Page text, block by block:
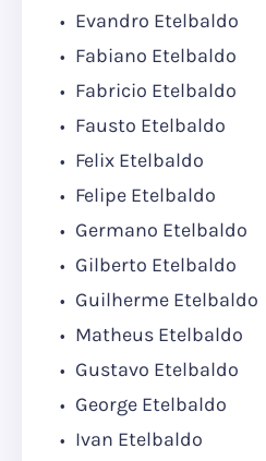
Evandro Etelbaldo
Fabiano Etelbaldo
Fabricio Etelbaldo
Fausto Etelbaldo
Felix Etelbaldo
Felipe Etelbaldo
Germano Etelbaldo
Gilberto Etelbaldo
Guilherme Etelbaldo
Matheus Etelbaldo
Gustavo Etelbaldo
George Etelbaldo
Ivan Etelbaldo